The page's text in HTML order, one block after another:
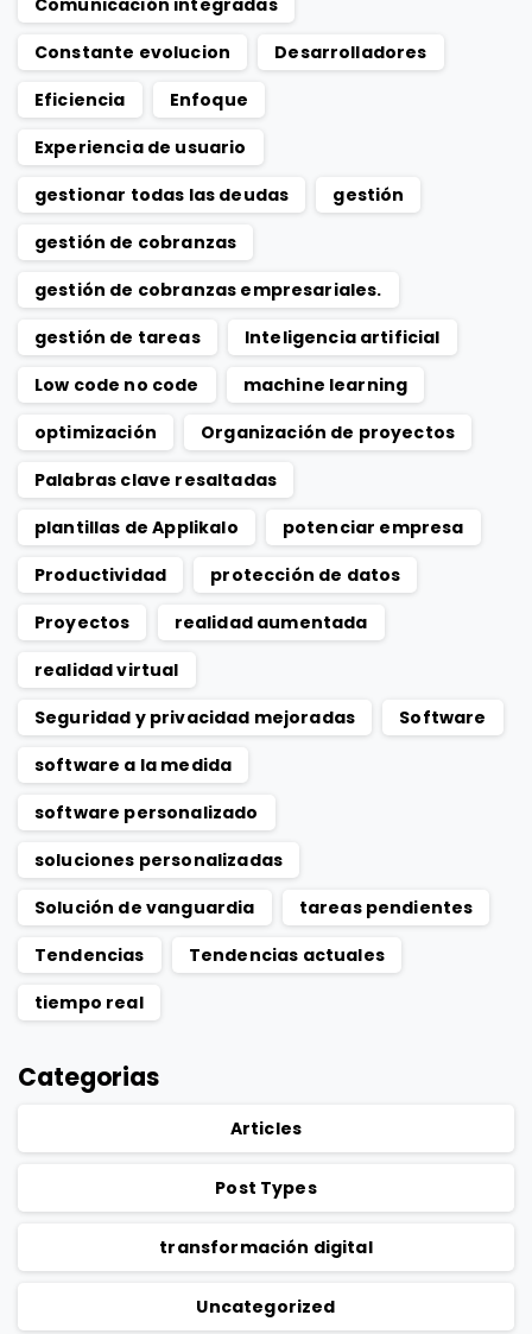
Comunicación integradas
Constante evolucion
Desarrolladores
Eficiencia
Enfoque
Experiencia de usuario
gestionar todas las deudas
gestión
gestión de cobranzas
gestión de cobranzas empresariales.
gestión de tareas
Inteligencia artificial
Low code no code
machine learning
optimización
Organización de proyectos
Palabras clave resaltadas
plantillas de Applikalo
potenciar empresa
Productividad
protección de datos
Proyectos
realidad aumentada
realidad virtual
Seguridad y privacidad mejoradas
Software
software a la medida
software personalizado
soluciones personalizadas
Solución de vanguardia
tareas pendientes
Tendencias
Tendencias actuales
tiempo real
Categorias
Articles
Post Types
transformación digital
Uncategorized